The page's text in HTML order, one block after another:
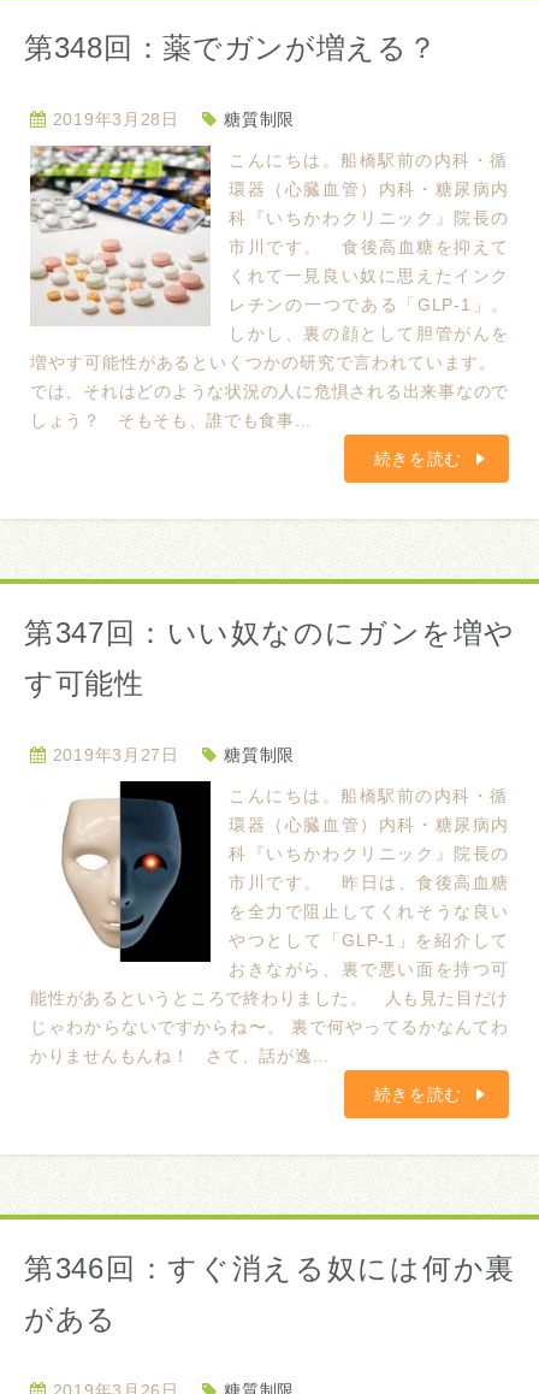
第348回：薬でガンが増える？
2019年3月28日 糖質制限
こんにちは。船橋駅前の内科・循
環器（心臓血管）内科・糖尿病内
科『いちかわクリニック』院長の
市川です。 食後高血糖を抑えて
くれて一見良い奴に思えたインク
レチンの一つである「GLP-1」。
しかし、裏の顔として胆管がんを
増やす可能性があるといくつかの研究で言われています。
では、それはどのような状況の人に危惧される出来事なので
しょう？ そもそも、誰でも食事...
続きを読む
第347回：いい奴なのにガンを増や
す可能性
2019年3月27日 糖質制限
こんにちは。船橋駅前の内科・循
環器（心臓血管）内科・糖尿病内
科『いちかわクリニック』院長の
市川です。 昨日は、食後高血糖
を全力で阻止してくれそうな良い
やつとして「GLP-1」を紹介して
おきながら、裏で悪い面を持つ可
能性があるというところで終わりました。 人も見た目だけ
じゃわからないですからね〜。 裏で何やってるかなんてわ
かりませんもんね！ さて、話が逸...
続きを読む
第346回：すぐ消える奴には何か裏
がある